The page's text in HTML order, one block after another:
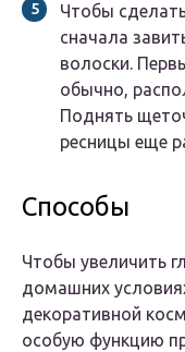
Чтобы
сначала
волоски.
обычно,
Поднять
ресницы еще
Способы
Чтобы увеличить
домашних
декоративной
особую функцию